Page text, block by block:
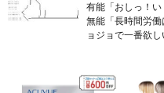
有能「おしっ！い
無能「長時間労
ョジョで一番欲